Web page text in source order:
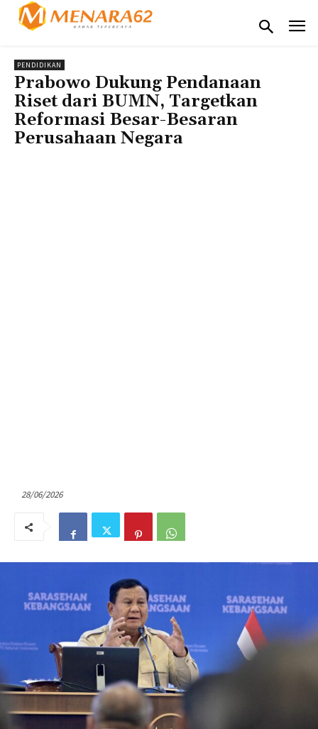
PENDIDIKAN
Prabowo Dukung Pendanaan
Riset dari BUMN, Targetkan
Reformasi Besar-Besaran
Perusahaan Negara
28/06/2026